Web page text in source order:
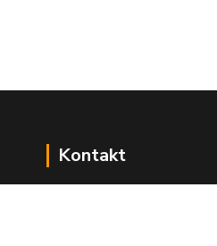
Kontakt